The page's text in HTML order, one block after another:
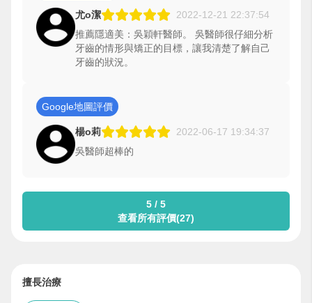
尤o潔
2022-12-21 22:37:54
推薦隱適美：吳穎軒醫師。 吳醫師很仔細分析
牙齒的情形與矯正的目標，讓我清楚了解自己
牙齒的狀況。
Google地圖評價
楊o莉
2022-06-17 19:34:37
吳醫師超棒的
5 / 5
查看所有評價(27)
擅長治療